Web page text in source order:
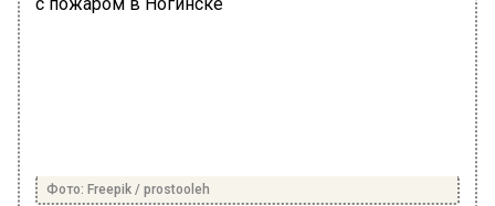
Фото: Freepik / prostooleh